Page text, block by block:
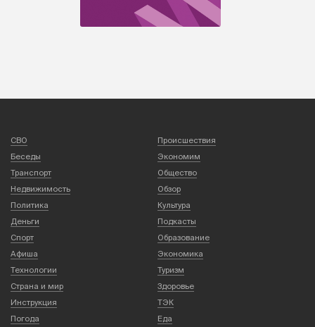
СВО
Происшествия
Беседы
Экономим
Транспорт
Общество
Недвижимость
Обзор
Политика
Культура
Деньги
Подкасты
Спорт
Образование
Афиша
Экономика
Технологии
Туризм
Страна и мир
Здоровье
Инструкция
ТЭК
Погода
Еда